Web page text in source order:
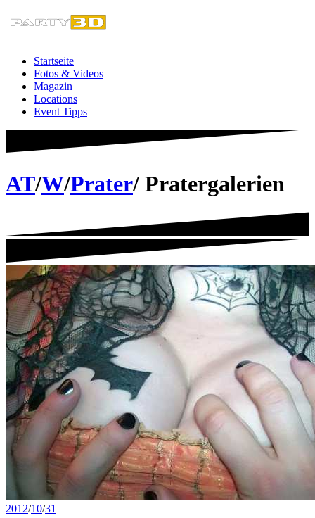
Inhalt
Startseite
Fotos & Videos
Magazin
Locations
Event Tipps
AT/W/Prater/ Pratergalerien
2012/10/31